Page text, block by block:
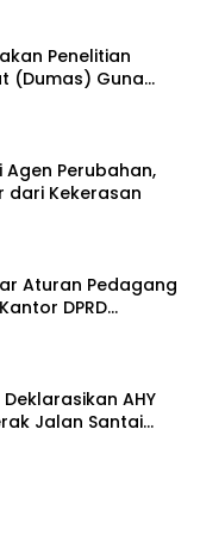
Penelitian
(Dumas) Guna
Personil Polri
Agen Perubahan,
dari Kekerasan
Aturan Pedagang
DPRD
AHY
Jalan Santai